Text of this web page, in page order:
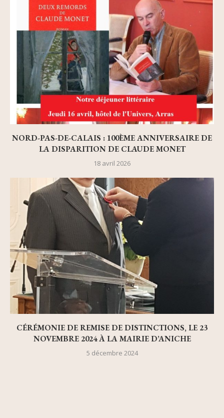
NORD-PAS-DE-CALAIS : 100ÈME ANNIVERSAIRE DE
LA DISPARITION DE CLAUDE MONET
18 avril 2026
CÉRÉMONIE DE REMISE DE DISTINCTIONS, LE 23
NOVEMBRE 2024 À LA MAIRIE D’ANICHE
5 décembre 2024